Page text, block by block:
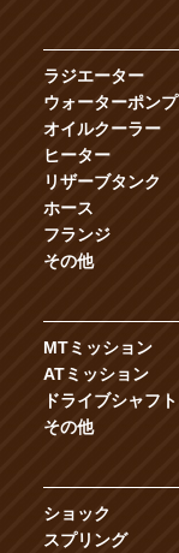
ラジエーター
ウォーターポンプ
オイルクーラー
ヒーター
リザーブタンク
ホース
フランジ
その他
MTミッション
ATミッション
ドライブシャフト
その他
ショック
スプリング